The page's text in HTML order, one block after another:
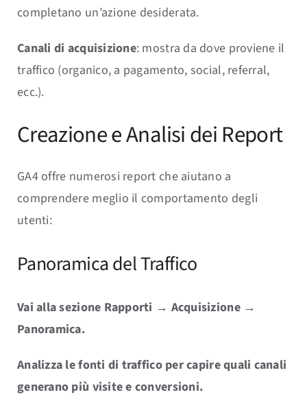
completano un’azione desiderata.
Canali di acquisizione: mostra da dove proviene il
traffico (organico, a pagamento, social, referral,
ecc.).
Creazione e Analisi dei Report
GA4 offre numerosi report che aiutano a
comprendere meglio il comportamento degli
utenti:
Panoramica del Traffico
Vai alla sezione Rapporti → Acquisizione →
Panoramica.
Analizza le fonti di traffico per capire quali canali
generano più visite e conversioni.